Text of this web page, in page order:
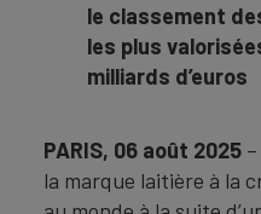
le classement
les plus
milliards d’euros
PARIS, 06 août 2025 –
la marque laitière à la